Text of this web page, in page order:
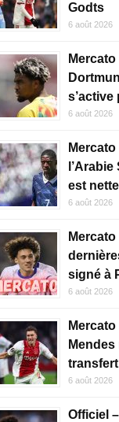
Godts
6 août 2026
s’active
6 août 2026
est nette
6 août 2026
signé à
6 août 2026
6 août 2026
Officiel